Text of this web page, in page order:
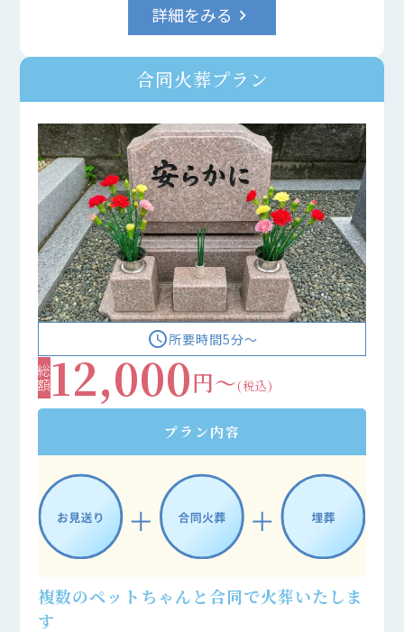
詳細をみる keyboard_arrow_right
合同火葬プラン
access_time所要時間5分〜
総額12,000円～(税込)
プラン内容
複数のペットちゃんと合同で火葬いたしま
す